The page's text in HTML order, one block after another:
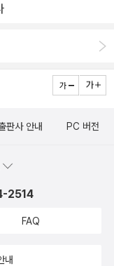
서는 어쩌면 인호였을
에 선정되어 책을 제
판사 안내 PC 버전
2514
FAQ
내